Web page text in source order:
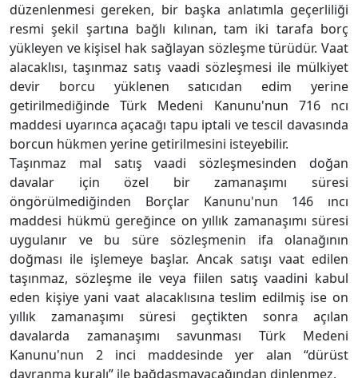
düzenlenmesi gereken, bir başka anlatımla geçerliliği
resmi şekil şartına bağlı kılınan, tam iki tarafa borç
yükleyen ve kişisel hak sağlayan sözleşme türüdür. Vaat
alacaklısı, taşınmaz satış vaadi sözleşmesi ile mülkiyet
devir borcu yüklenen satıcıdan edim yerine
getirilmediğinde Türk Medeni Kanunu'nun 716 ncı
maddesi uyarınca açacağı tapu iptali ve tescil davasında
borcun hükmen yerine getirilmesini isteyebilir.
Taşınmaz mal satış vaadi sözleşmesinden doğan
davalar için özel bir zamanaşımı süresi
öngörülmediğinden Borçlar Kanunu'nun 146 ıncı
maddesi hükmü gereğince on yıllık zamanaşımı süresi
uygulanır ve bu süre sözleşmenin ifa olanağının
doğması ile işlemeye başlar. Ancak satışı vaat edilen
taşınmaz, sözleşme ile veya fiilen satış vaadini kabul
eden kişiye yani vaat alacaklısına teslim edilmiş ise on
yıllık zamanaşımı süresi geçtikten sonra açılan
davalarda zamanaşımı savunması Türk Medeni
Kanunu'nun 2 inci maddesinde yer alan “dürüst
davranma kuralı” ile bağdaşmayacağından dinlenmez.